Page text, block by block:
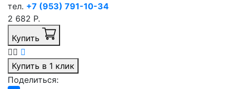
тел. +7 (953) 791-10-34
2 682 Р.
Купить
Купить в 1 клик
Поделиться: